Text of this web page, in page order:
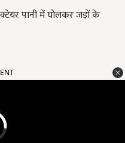
पानी में घोलकर जड़ों के